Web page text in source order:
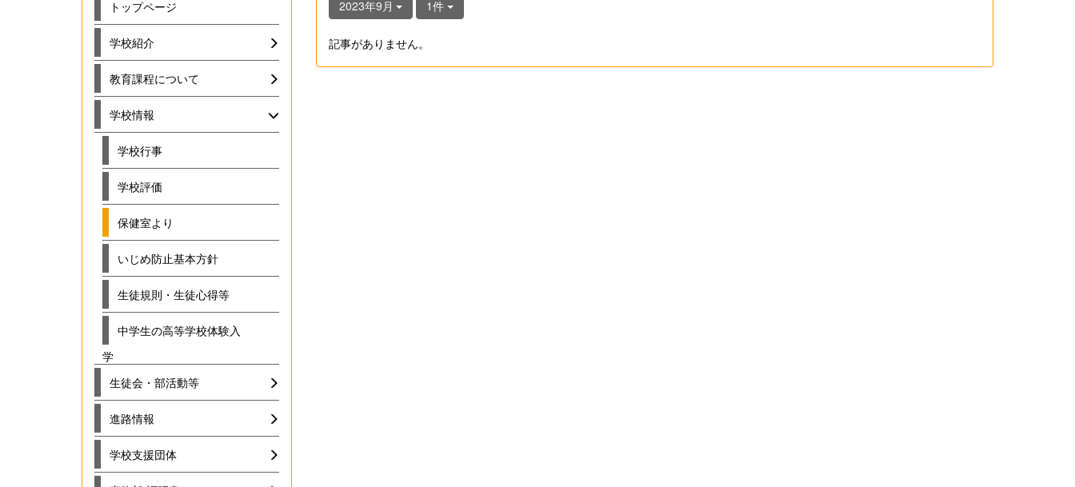
2023年9月 1件
記事がありません。
トップページ
学校紹介
教育課程について
学校情報
学校行事
学校評価
保健室より
いじめ防止基本方針
生徒規則・生徒心得等
中学生の高等学校体験入
学
生徒会・部活動等
進路情報
学校支援団体